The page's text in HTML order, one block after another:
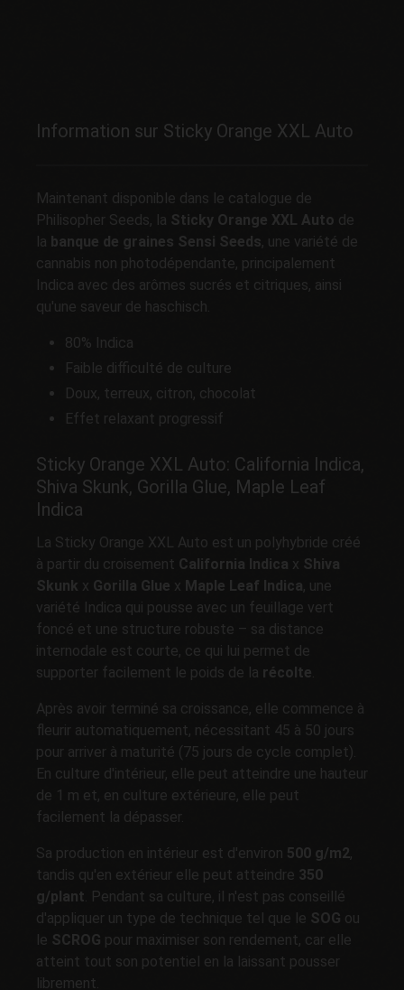
Information sur Sticky Orange XXL Auto
Maintenant disponible dans le catalogue de
Philisopher Seeds, la Sticky Orange XXL Auto de
la banque de graines Sensi Seeds, une variété de
cannabis non photodépendante, principalement
Indica avec des arômes sucrés et citriques, ainsi
qu'une saveur de haschisch.
80% Indica
Faible difficulté de culture
Doux, terreux, citron, chocolat
Effet relaxant progressif
Sticky Orange XXL Auto: California Indica,
Shiva Skunk, Gorilla Glue, Maple Leaf
Indica
La Sticky Orange XXL Auto est un polyhybride créé
à partir du croisement California Indica x Shiva
Skunk x Gorilla Glue x Maple Leaf Indica, une
variété Indica qui pousse avec un feuillage vert
foncé et une structure robuste – sa distance
internodale est courte, ce qui lui permet de
supporter facilement le poids de la récolte
Après avoir terminé sa croissance, elle commence à
fleurir automatiquement, nécessitant 45 à 50 jours
pour arriver à maturité (75 jours de cycle complet).
En culture d'intérieur, elle peut atteindre une hauteur
de 1 m et, en culture extérieure, elle peut
facilement la dépasser.
Sa production en intérieur est d'environ 500 g/m2,
tandis qu'en extérieur elle peut atteindre 350
g/plant . Pendant sa culture, il n'est pas conseillé
d'appliquer un type de technique tel que le SOG ou
le SCROG pour maximiser son rendement, car elle
atteint tout son potentiel en la laissant pousser
librement.